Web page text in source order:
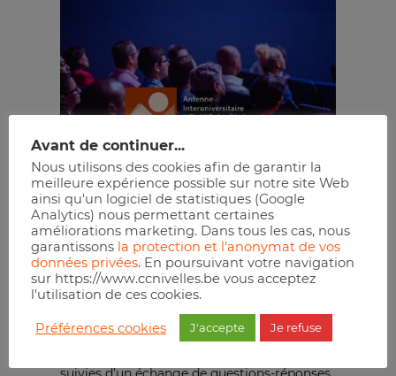
Conférence de l’Antenne
Interuniversitaire des Aînés à
Nivelles
Durant cette année,dix conférences
des thèmes divers, seront présentées par
des professeurs, des chercheurs et des
Avant de continuer...
Nous utilisons des cookies afin de garantir la
meilleure expérience possible sur notre site Web
ainsi qu'un logiciel de statistiques (Google
Analytics) nous permettant certaines
améliorations marketing. Dans tous les cas, nous
garantissons la protection et l'anonymat de vos
données privées. En poursuivant votre navigation
sur https://www.ccnivelles.be vous acceptez
l'utilisation de ces cookies.
Préférences cookies J'accepte Je refuse